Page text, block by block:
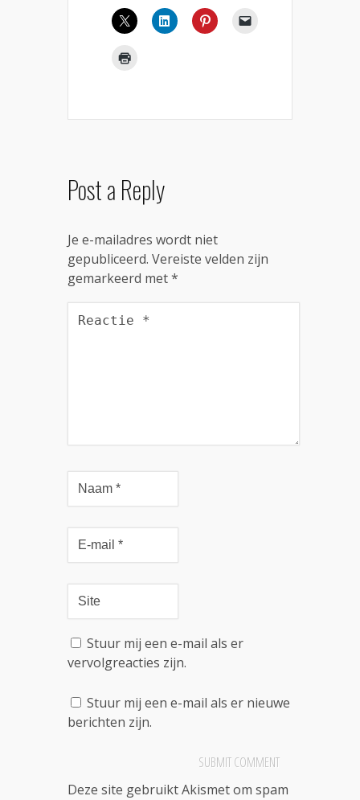
Post a Reply
Je e-mailadres wordt niet
gepubliceerd. Vereiste velden zijn
gemarkeerd met*
Stuur mij een e-mail als er
vervolgreacties zijn.
Stuur mij een e-mail als er nieuwe
berichten zijn.
Deze site gebruikt Akismet om spam